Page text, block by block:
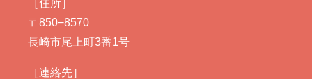
［住所］
〒850−8570
長崎市尾上町3番1号
［連絡先］